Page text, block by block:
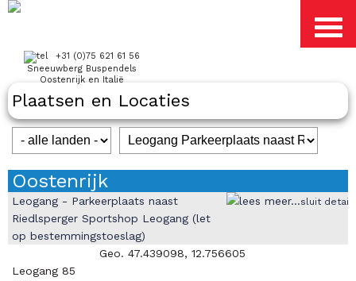
+31 (0)75 621 61 56
Sneeuwberg Buspendels
Oostenrijk en Italië
Plaatsen en Locaties
Oostenrijk
Leogang - Parkeerplaats naast
Riedlsperger Sportshop Leogang (let
op bestemmingstoeslag)
sluit
Leogang 85
Geo. 47.439098, 12.756605